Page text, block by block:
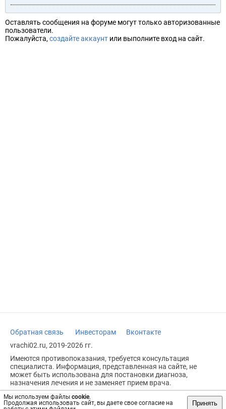
Мы используем файлы cookie.
Продолжая использовать сайт, вы даете свое согласие на
Принять
Оставлять сообщения на форуме могут только авторизованные
пользователи.
Пожалуйста, создайте аккаунт или выполните вход на сайт.
Обратная связь Инвесторам
Вконтакте
vrachi02.ru, 2019-2026 гг.
Имеются противопоказания, требуется консультация
специалиста. Информация, представленная на сайте, не
может быть использована для постановки диагноза,
назначения лечения и не заменяет прием врача.
Возрастное ограничение: 18+